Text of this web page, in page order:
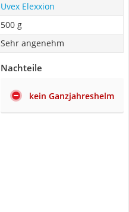
Uvex Elexxion
500 g
Sehr angenehm
Nachteile
kein Ganzjahreshelm